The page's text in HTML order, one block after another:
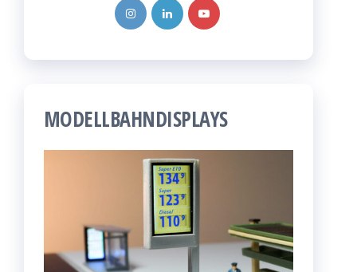
MODELLBAHNDISPLAYS